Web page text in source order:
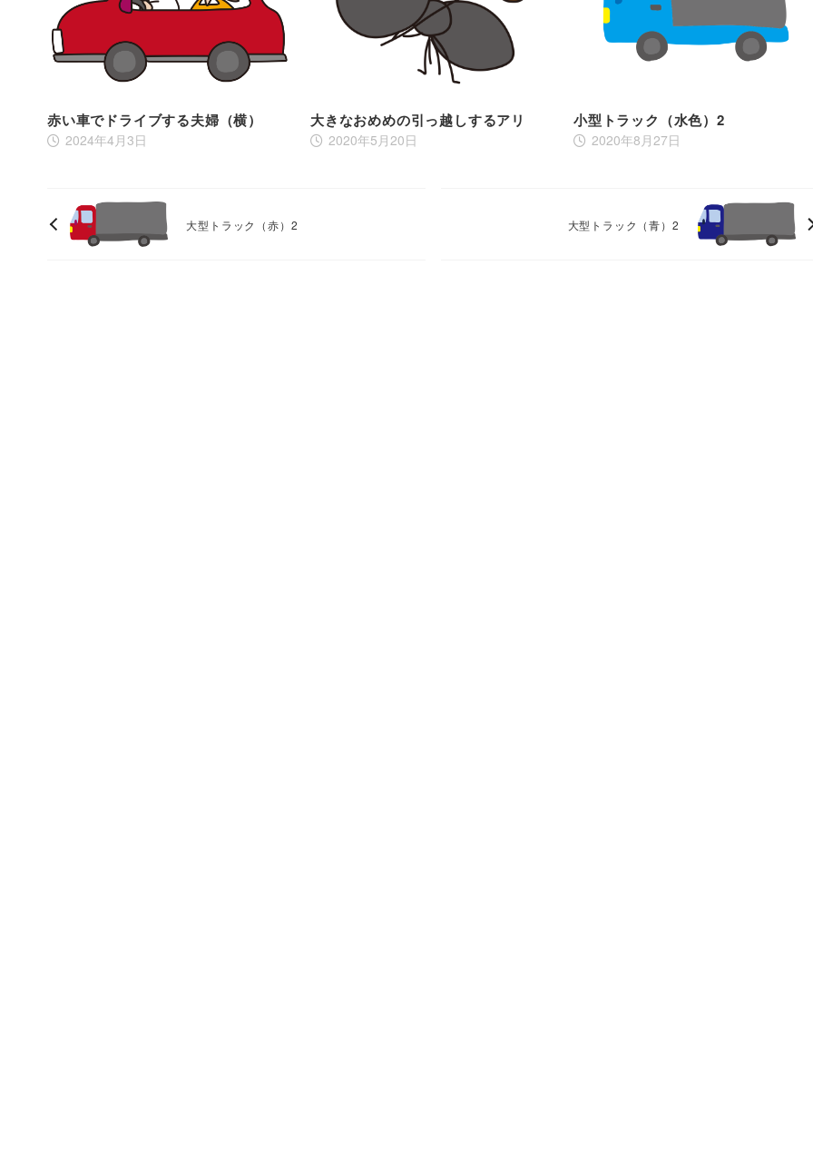
赤い車でドライブする夫婦（横）
2024年4月3日
大きなおめめの引っ越しするアリ
2020年5月20日
小型トラック（水色）2
2020年8月27日
大型トラック（赤）2 大型トラック（青）2